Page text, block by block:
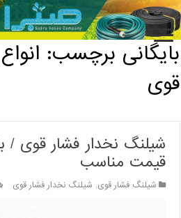
خانه / بایگانی برچسب: انواع شیلنگ
بایگانی برچسب:
قوی
شیلنگ نخدار فشار قوی /
قیمت مناسب
شیلنگ فشار قوی, شیلنگ نخدار فشار قوی